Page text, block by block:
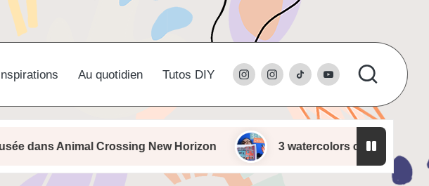
Au quotidien Tutos DIY instagraml’instagram
tiktok youtube
Crossing New Horizon 3 watercolors challenge